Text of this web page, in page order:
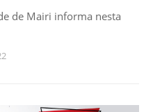
de Mairi informa nesta